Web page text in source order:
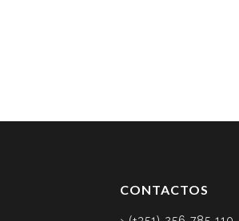
CONTACTOS